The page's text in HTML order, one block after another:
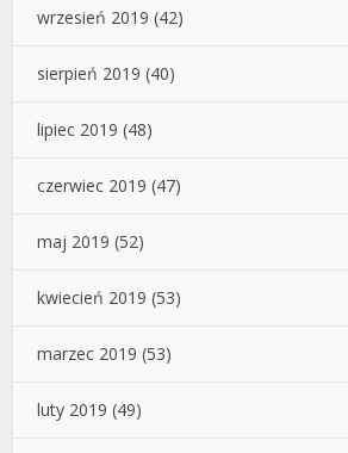
wrzesień 2019 (42)
sierpień 2019 (40)
lipiec 2019 (48)
czerwiec 2019 (47)
maj 2019 (52)
kwiecień 2019 (53)
marzec 2019 (53)
luty 2019 (49)